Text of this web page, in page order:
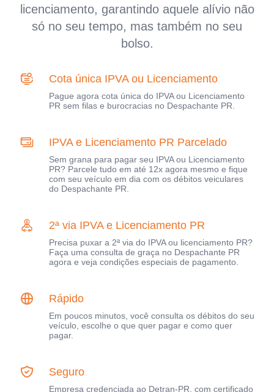
licenciamento, garantindo aquele alívio não
só no seu tempo, mas também no seu
bolso.
Cota única IPVA ou Licenciamento
Pague agora cota única do IPVA ou Licenciamento
PR sem filas e burocracias no Despachante PR.
IPVA e Licenciamento PR Parcelado
Sem grana para pagar seu IPVA ou Licenciamento
PR? Parcele tudo em até 12x agora mesmo e fique
com seu veículo em dia com os débitos veiculares
do Despachante PR.
2ª via IPVA e Licenciamento PR
Precisa puxar a 2ª via do IPVA ou licenciamento PR?
Faça uma consulta de graça no Despachante PR
agora e veja condições especiais de pagamento.
Rápido
Em poucos minutos, você consulta os débitos do seu
veículo, escolhe o que quer pagar e como quer
pagar.
Seguro
Empresa credenciada ao Detran-PR, com certificado